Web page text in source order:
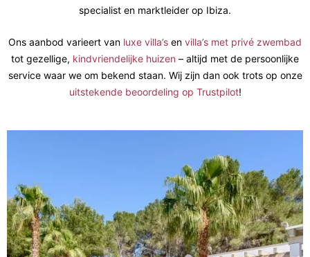
specialist en marktleider op Ibiza.
Ons aanbod varieert van luxe villa’s en villa’s met privé zwembad
tot gezellige, kindvriendelijke huizen – altijd met de persoonlijke
service waar we om bekend staan. Wij zijn dan ook trots op onze
uitstekende beoordeling op Trustpilot!